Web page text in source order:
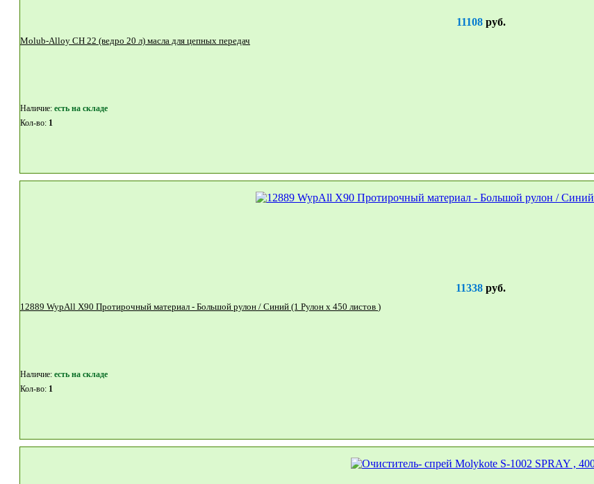
11108руб.
Molub-Alloy CH 22 (ведро 20 л) масла для цепных передач
Наличие: eсть на складе
Кол-во: 1
11338 руб.
12889 WypAll X90 Протирочный материал - Большой рулон / Синий (1 Рулон x 450 листов )
Наличие: eсть на складе
Кол-во: 1